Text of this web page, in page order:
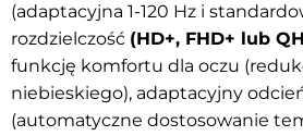
(adaptacyjna 1-120 Hz i
rozdzielczość (HD+, FHD+ lub
funkcję komfortu dla oczu
niebieskiego), adaptacyjny
(automatyczne dostosowanie